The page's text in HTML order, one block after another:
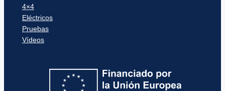
4×4
Eléctricos
Pruebas
Vídeos